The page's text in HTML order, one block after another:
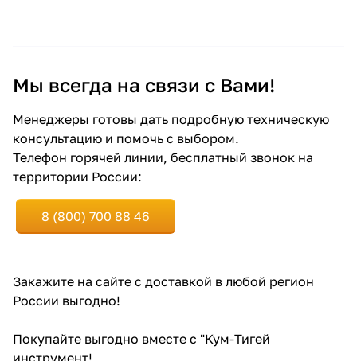
Мы всегда на связи с Вами!
Менеджеры готовы дать подробную техническую
консультацию и помочь с выбором.
Телефон горячей линии, бесплатный звонок на
территории России:
8 (800) 700 88 46
Закажите на сайте с доставкой в любой регион
России выгодно!
Покупайте выгодно вместе с "Кум-Тигей